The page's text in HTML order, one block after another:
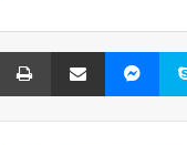
اسکایپ مسنجر اشتراک گذاری با ایمیل
ابتلا به آلزایمر را افزایش